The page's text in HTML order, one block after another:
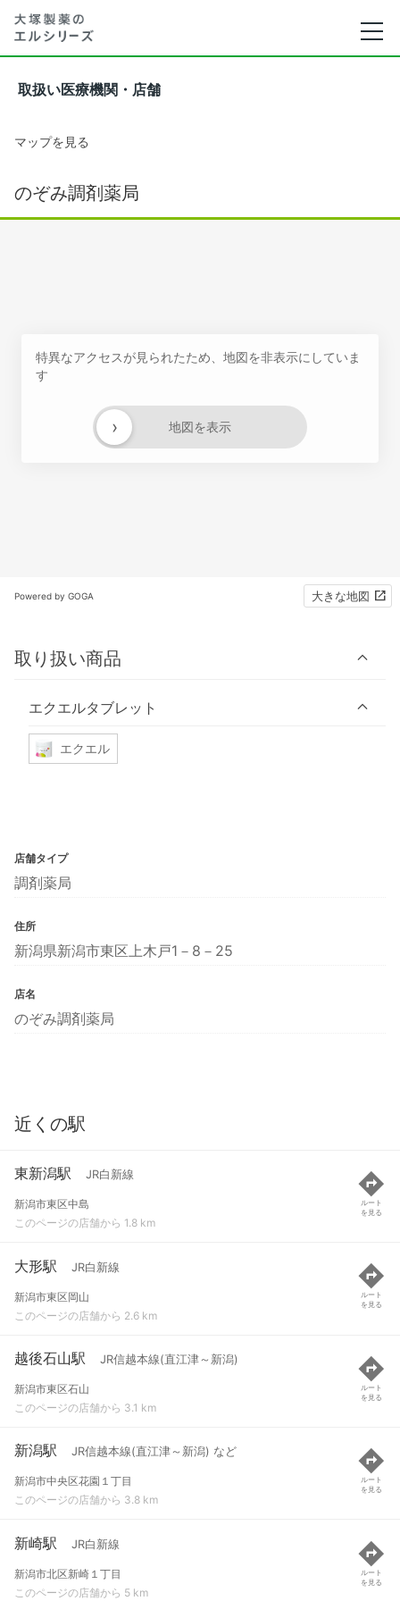
取扱い医療機関・店舗
マップを見る
のぞみ調剤薬局
特異なアクセスが見られたため、地図を非表示にしていま
す
地図を表示
›
Powered by GOGA 大きな地図
取り扱い商品
エクエルタブレット
エクエル
店舗タイプ
調剤薬局
住所
新潟県新潟市東区上木戸1－8－25
店名
のぞみ調剤薬局
近くの駅
東新潟駅 JR白新線
新潟市東区中島
このページの店舗から 1.8 km
ルート
を見る
大形駅 JR白新線
新潟市東区岡山
このページの店舗から 2.6 km
ルート
を見る
越後石山駅 JR信越本線(直江津～新潟)
新潟市東区石山
このページの店舗から 3.1 km
ルート
を見る
新潟駅 JR信越本線(直江津～新潟) など
新潟市中央区花園１丁目
このページの店舗から 3.8 km
ルート
を見る
新崎駅 JR白新線
新潟市北区新崎１丁目
このページの店舗から 5 km
ルート
を見る